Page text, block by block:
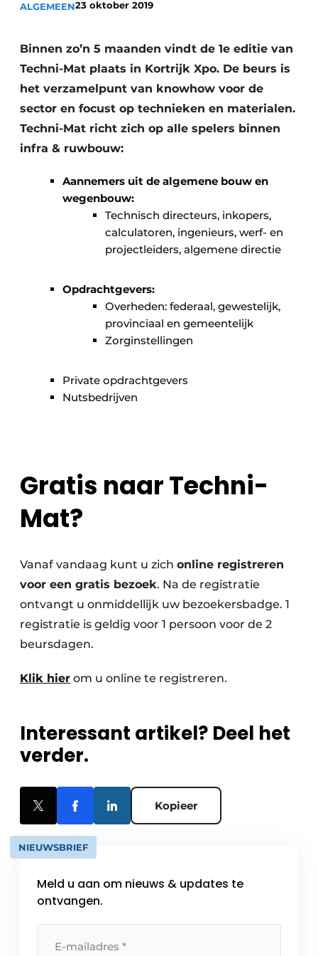
Video’s
Aanmelden
Bedrijven
Bedrijven
Beton & Staalbouw
Brandveiligheid
BIM
Dak & Gevel
Interieurarchitectuur
Software
Zonwering
ALGEMEEN23 oktober 2019
Binnen zo’n 5 maanden vindt de 1e editie van
Techni-Mat plaats in Kortrijk Xpo. De beurs is
het verzamelpunt van knowhow voor de
sector en focust op technieken en materialen.
Techni-Mat richt zich op alle spelers binnen
infra & ruwbouw:
Aannemers uit de algemene bouw en
wegenbouw:
Technisch directeurs, inkopers,
calculatoren, ingenieurs, werf- en
projectleiders, algemene directie
Opdrachtgevers:
Overheden: federaal, gewestelijk,
provinciaal en gemeentelijk
Zorginstellingen
Private opdrachtgevers
Nutsbedrijven
Gratis naar Techni-
Mat?
Vanaf vandaag kunt u zich online registreren
voor een gratis bezoek. Na de registratie
ontvangt u onmiddellijk uw bezoekersbadge. 1
registratie is geldig voor 1 persoon voor de 2
beursdagen.
Klik hier om u online te registreren.
Interessant artikel? Deel het
verder.
Kopieer
NIEUWSBRIEF
Meld u aan om nieuws & updates te
ontvangen.